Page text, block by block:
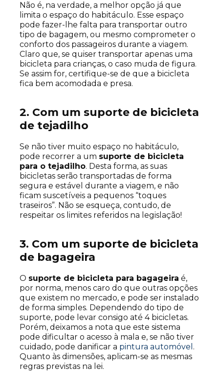
Não é, na verdade, a melhor opção já que
limita o espaço do habitáculo. Esse espaço
pode fazer-lhe falta para transportar outro
tipo de bagagem, ou mesmo comprometer o
conforto dos passageiros durante a viagem.
Claro que, se quiser transportar apenas uma
bicicleta para crianças, o caso muda de figura.
Se assim for, certifique-se de que a bicicleta
fica bem acomodada e presa.
2. Com um ​​suporte de bicicleta
de tejadilho
Se não tiver muito espaço no habitáculo,
pode recorrer a um suporte de bicicleta
para o tejadilho. Desta forma, as suas
bicicletas serão transportadas de forma
segura e estável durante a viagem, e não
ficam suscetíveis a pequenos “toques
traseiros”. Não se esqueça, contudo, de
respeitar os limites referidos na legislação!
3. Com um suporte de bicicleta
de bagageira
O suporte de bicicleta para bagageira é,
por norma, menos caro do que outras opções
que existem no mercado, e pode ser instalado
de forma simples. Dependendo do tipo de
suporte, pode levar consigo até 4 bicicletas.
Porém, deixamos a nota que este sistema
pode dificultar o acesso à mala e, se não tiver
cuidado, pode danificar a pintura automóvel .
Quanto às dimensões, aplicam-se as mesmas
regras previstas na lei.